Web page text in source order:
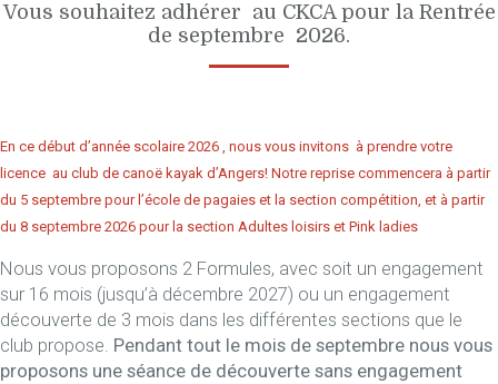
Vous souhaitez adhérer au CKCA pour la Rentrée
de septembre 2026.
En ce début d’année scolaire 2026 , nous vous invitons à prendre votre
licence au club de canoë kayak d’Angers! Notre reprise commencera à partir
du 5 septembre pour l’école de pagaies et la section compétition, et à partir
du 8 septembre 2026 pour la section Adultes loisirs et Pink ladies
Nous vous proposons 2 Formules, avec soit un engagement
sur 16 mois (jusqu’à décembre 2027) ou un engagement
découverte de 3 mois dans les différentes sections que le
club propose. Pendant tout le mois de septembre nous vous
proposons une séance de découverte sans engagement